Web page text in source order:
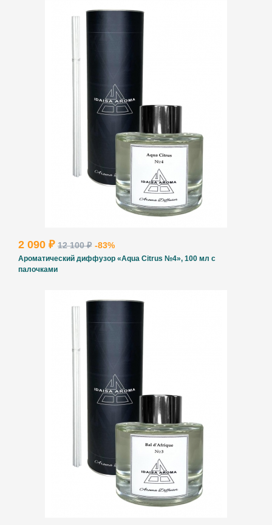
2 090 ₽ 12 100 ₽ -83%
Ароматический диффузор «Aqua Citrus №4», 100 мл с
палочками